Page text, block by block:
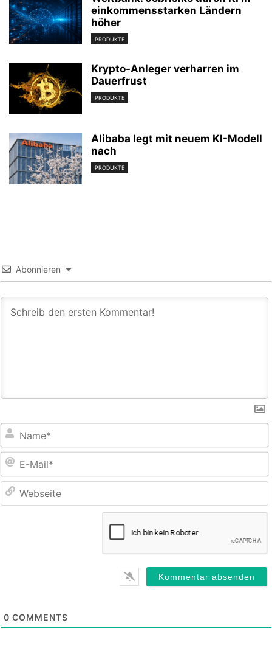
einkommensstarken Ländern
höher
PRODUKTE
Krypto-Anleger verharren im
Dauerfrust
PRODUKTE
Alibaba legt mit neuem KI-Modell
nach
PRODUKTE
Abonnieren
0 COMMENTS